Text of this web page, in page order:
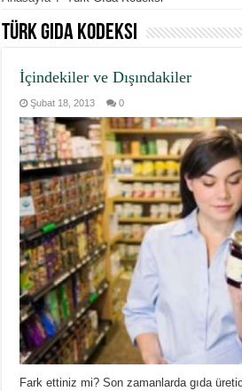
Türk Gıda Kodeksi
İçindekiler ve Dışındakiler
Şubat 18, 2013 0
Fark ettiniz mi? Son zamanlarda gıda